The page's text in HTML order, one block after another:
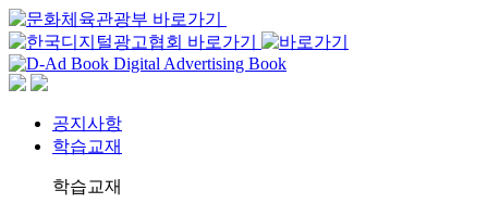
공지사항
학습교재
학습교재